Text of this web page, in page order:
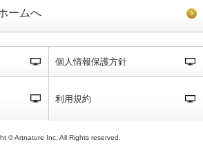
ームへ
個人情報保護方針
利用規約
© Artnature Inc. All Rights reserved.